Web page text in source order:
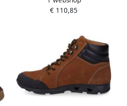
€ 110,85